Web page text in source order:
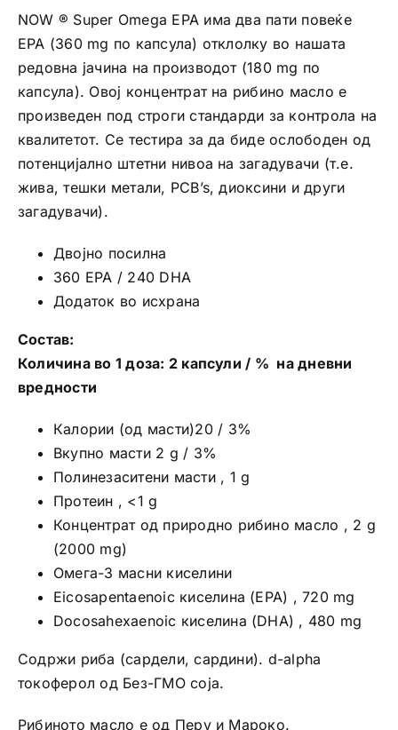
NOW ® Super Omega EPA има два пати повеќе
EPA (360 mg по капсула) отклолку во нашата
редовна јачина на производот (180 mg по
капсула). Овој концентрат на рибино масло е
произведен под строги стандарди за контрола на
квалитетот. Се тестира за да биде ослободен од
потенцијално штетни нивоа на загадувачи (т.е.
жива, тешки метали, PCB’s, диоксини и други
загадувачи).
Двојно посилна
360 EPA / 240 DHA
Додаток во исхрана
Состав:
Количина во 1 доза: 2 капсули / % на дневни
вредности
Калории (од масти)20 / 3%
Вкупно масти 2 g / 3%
Полинезаситени масти , 1 g
Протеин , <1 g
Концентрат од природно рибино масло , 2 g
(2000 mg)
Омега-3 масни киселини
Eicosapentaenoic киселина (EPA) , 720 mg
Docosahexaenoic киселина (DHA) , 480 mg
Содржи риба (сардели, сардини). d-alpha
токоферол од Без-ГМО соја.
Рибиното масло е од Перу и Мароко.